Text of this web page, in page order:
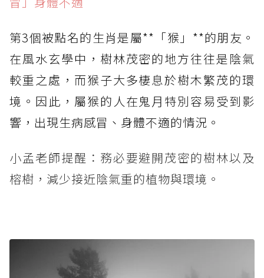
第3個被點名的生肖是屬**「猴」**的朋友。
在風水玄學中，樹林茂密的地方往往是陰氣
較重之處，而猴子大多棲息於樹木繁茂的環
境。因此，屬猴的人在鬼月特別容易受到影
響，出現生病感冒、身體不適的情況。
小孟老師提醒：務必要避開茂密的樹林以及
榕樹，減少接近陰氣重的植物與環境。